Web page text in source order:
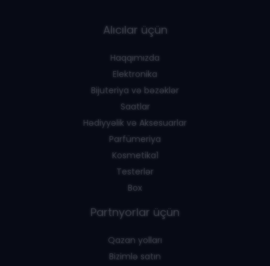
Alıcılar üçün
Haqqımızda
Elektronika
Bijuteriya və bəzəklər
Saatlar
Hədiyyəlik və Aksesuarlar
Parfümeriya
Kosmetika1
Testerlər
Box
Partnyorlar üçün
Qazan yolları
Bizimlə satın